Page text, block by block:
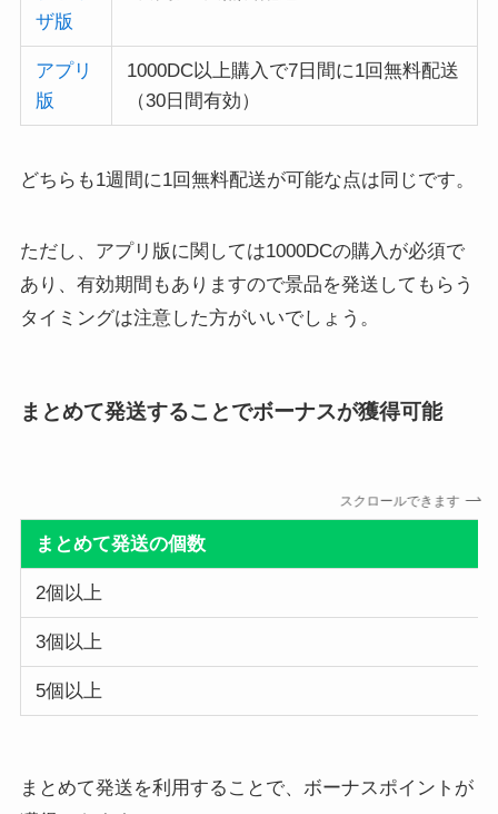
ザ版
アプリ
版
1000DC以上購入で7日間に1回無料配送
（30日間有効）
どちらも1週間に1回無料配送が可能な点は同じです。
ただし、アプリ版に関しては1000DCの購入が必須で
あり、有効期間もありますので景品を発送してもらう
タイミングは注意した方がいいでしょう。
まとめて発送することでボーナスが獲得可能
スクロールできます
まとめて発送の個数
2個以上
3個以上
5個以上
まとめて発送を利用することで、ボーナスポイントが